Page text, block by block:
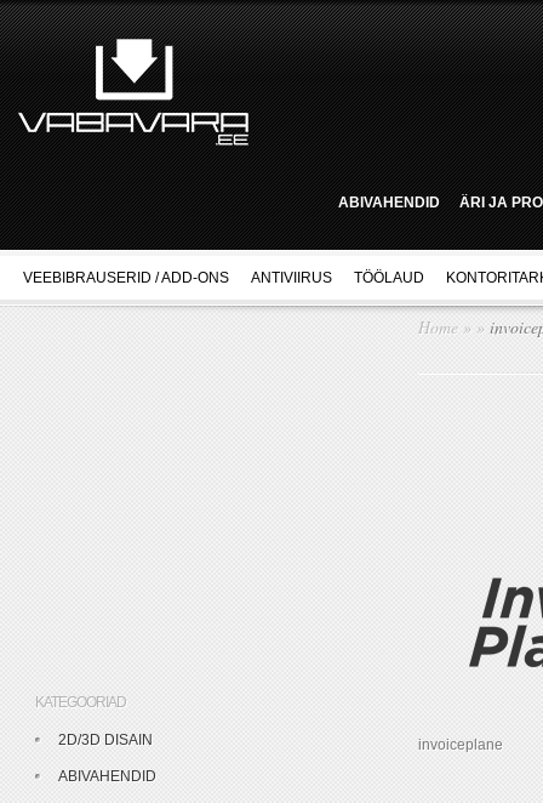
ABIVAHENDID ÄRI JA
VEEBIBRAUSERID / ADD-ONS ANTIVIIRUS TÖÖLAUD
Home » »
invoiceplane
KATEGOORIAD
2D/3D DISAIN
ABIVAHENDID